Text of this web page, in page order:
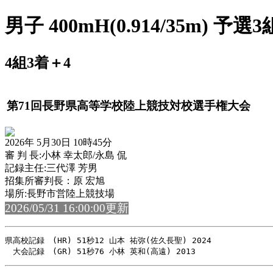
男子 400mH(0.914/35m) 予選3
4組3着＋4
第71回長野県高等学校陸上競技対校選手権大会
2026年 5月30日 10時45分
審 判 長:小林 幸太郎/永島 侃
記録主任:三代澤 芳男
招集所審判長：原 宏旭
場所:長野市営陸上競技場
2026/05/31 16:00:00更新
県高校記録　(HR) 51秒12 山本 祐弥(佐久長聖) 2024